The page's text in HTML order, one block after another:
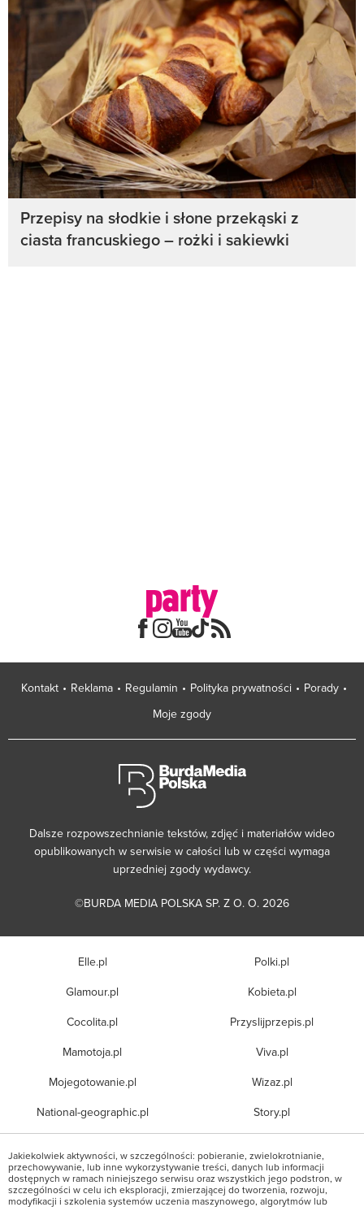
Przepisy na słodkie i słone przekąski z
ciasta francuskiego – rożki i sakiewki
Kontakt Reklama Regulamin Polityka prywatności
Porady
Moje zgody
Dalsze rozpowszechnianie tekstów, zdjęć i materiałów wideo
opublikowanych w serwisie w całości lub w części wymaga
uprzedniej zgody wydawcy.
©BURDA MEDIA POLSKA SP. Z O. O. 2026
Elle.pl
Glamour.pl
Cocolita.pl
Mamotoja.pl
Mojegotowanie.pl
National-geographic.pl
Polki.pl
Kobieta.pl
Przyslijprzepis.pl
Viva.pl
Wizaz.pl
Story.pl
Jakiekolwiek aktywności, w szczególności: pobieranie, zwielokrotnianie,
przechowywanie, lub inne wykorzystywanie treści, danych lub informacji
dostępnych w ramach niniejszego serwisu oraz wszystkich jego podstron, w
szczególności w celu ich eksploracji, zmierzającej do tworzenia, rozwoju,
modyfikacji i szkolenia systemów uczenia maszynowego, algorytmów lub